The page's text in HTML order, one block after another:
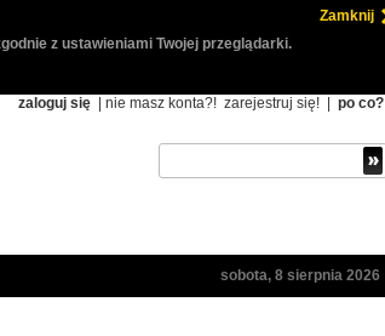
Zamknij
z ustawieniami Twojej przeglądarki.
zaloguj się | nie masz konta?! zarejestruj się! po co?
sobota, 8 sierpnia 2026